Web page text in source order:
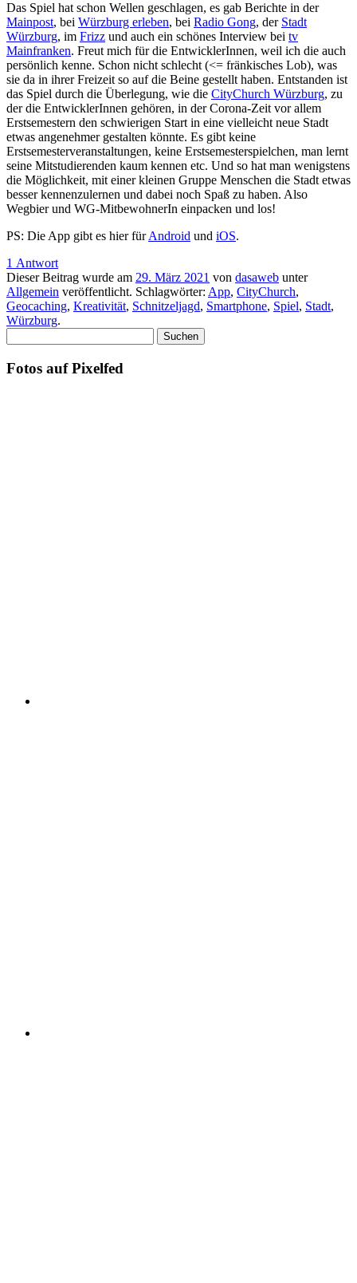
Das Spiel hat schon Wellen geschlagen, es gab Berichte in der
Mainpost, bei Würzburg erleben, bei Radio Gong, der Stadt
Würzburg, im Frizz und auch ein schönes Interview bei tv
Mainfranken. Freut mich für die EntwicklerInnen, weil ich die auch
persönlich kenne. Schon nicht schlecht (<= fränkisches Lob), was
sie da in ihrer Freizeit so auf die Beine gestellt haben. Entstanden ist
das Spiel durch die Überlegung, wie die CityChurch Würzburg, zu
der die EntwicklerInnen gehören, in der Corona-Zeit vor allem
Erstsemestern den schwierigen Start in eine vielleicht neue Stadt
etwas angenehmer gestalten könnte. Es gibt keine
Erstsemesterveranstaltungen, keine Erstsemesterspielchen, man lernt
seine Mitstudierenden kaum kennen etc. Und so hat man wenigstens
die Möglichkeit, mit einer kleinen Gruppe Menschen die Stadt etwas
besser kennenzulernen und dabei noch Spaß zu haben. Also
Wegbier und WG-MitbewohnerIn einpacken und los!
PS: Die App gibt es hier fürAndroid und iOS.
1 Antwort
Dieser Beitrag wurde am 29. März 2021 von dasaweb unter
Allgemein veröffentlicht. Schlagwörter: App, CityChurch,
Geocaching, Kreativität, Schnitzeljagd, Smartphone, Spiel, Stadt,
Würzburg.
nach:
Fotos auf Pixelfed